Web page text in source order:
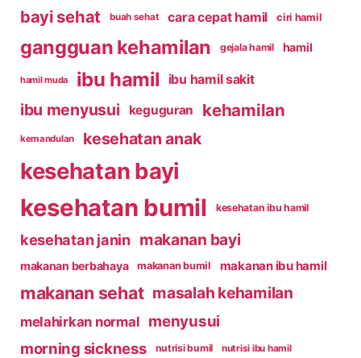
bayi sehat buah sehat cara cepat hamil ciri hamil
gangguan kehamilan gejala hamil hamil
hamil muda ibu hamil ibu hamil sakit
ibu menyusui keguguran kehamilan
kemandulan kesehatan anak
kesehatan bayi
kesehatan bumil kesehatan ibu hamil
kesehatan janin makanan bayi
makanan berbahaya makanan bumil makanan ibu hamil
makanan sehat masalah kehamilan
melahirkan normal menyusui
morning sickness nutrisi bumil nutrisi ibu hamil